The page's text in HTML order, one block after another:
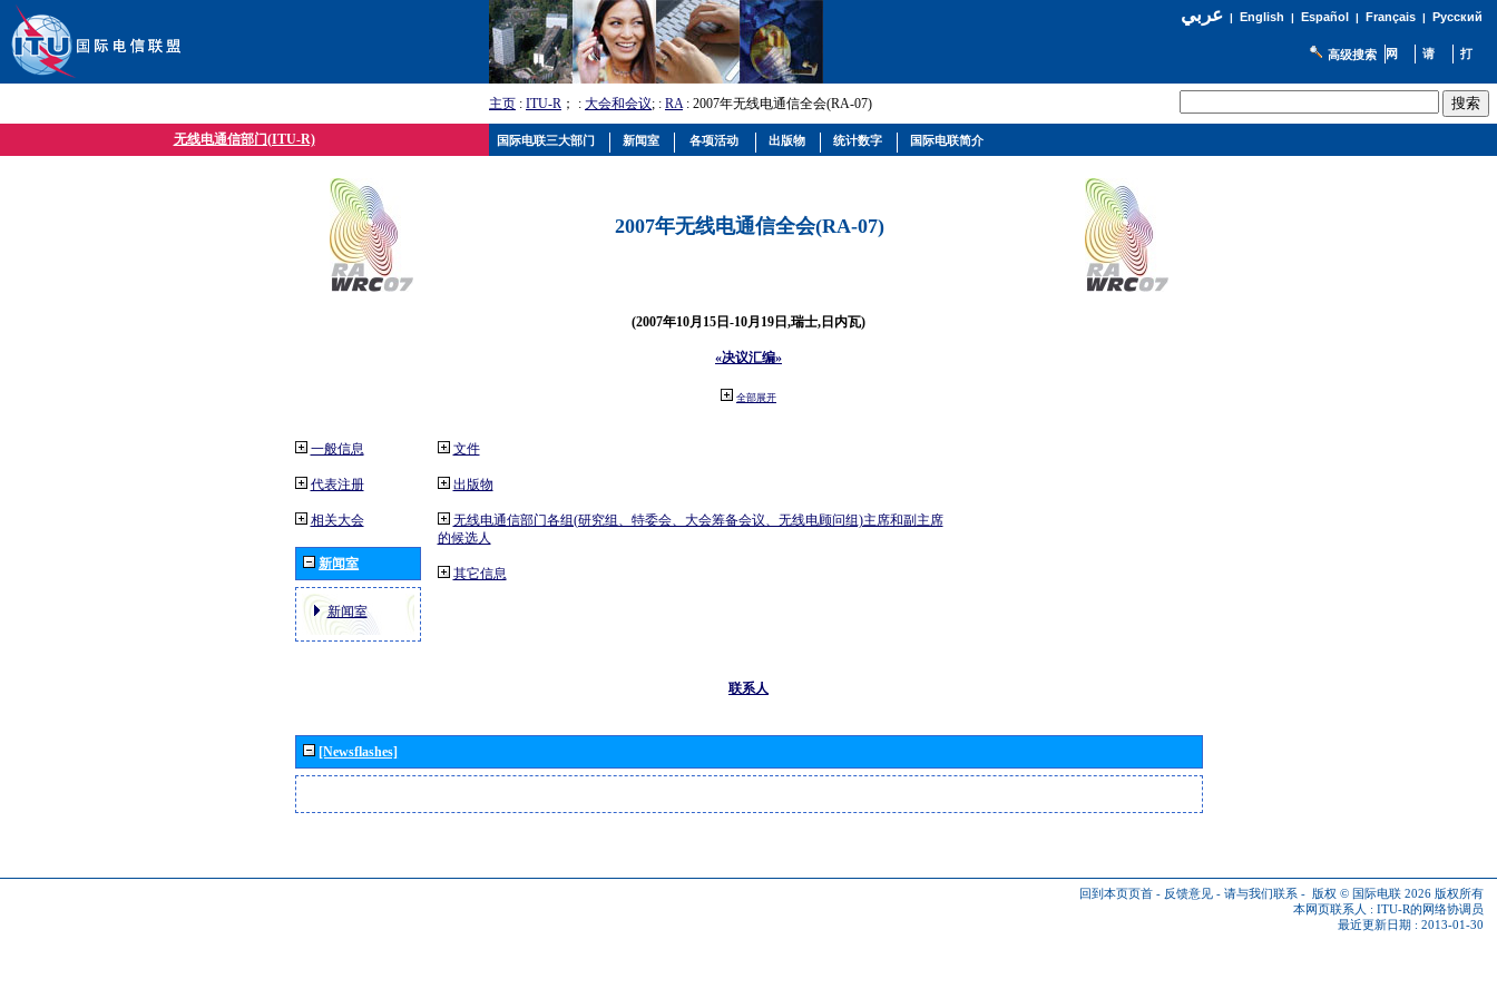
عربي| English | Español | Français| Русский
高级搜索
主页 : ITU-R ； : 大会和会议; : RA: 2007年无线电通信全会(RA-07)
无线电通信部门(ITU-R)
2007年无线电通信全会(RA-07)
(2007年10月15日-10月19日,瑞士,日内瓦)
«决议汇编»
全部展开
一般信息
代表注册
相关大会
新闻室
新闻室
文件
出版物
无线电通信部门各组(研究组、特委会、大会筹备会议、无线电顾问组)主席和副主席
的候选人
其它信息
联系人
[Newsflashes]
回到本页页首 - 反馈意见 - 请与我们联系 - 版权 © 国际电联 2026 版权所有
本网页联系人 : ITU-R的网络协调员
最近更新日期 : 2013-01-30
国际电联三大部门 新闻室 各项活动 出版物 统计数字 国际电联简介